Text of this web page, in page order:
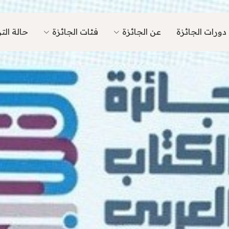
دورات الجائزة عن الجائزة فئات الجائزة حالة